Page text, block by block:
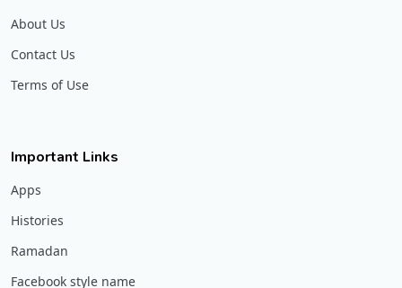
About Us
Contact Us
Terms of Use
Important Links
Apps
Histories
Ramadan
Facebook style name